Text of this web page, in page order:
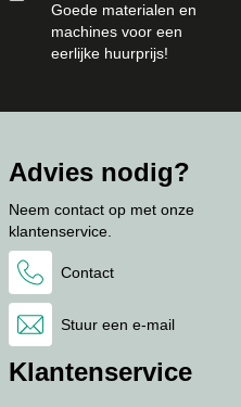
Goede materialen en
machines voor een
eerlijke huurprijs!
Advies nodig?
Neem contact op met onze
klantenservice.
Contact
Stuur een e-mail
Klantenservice